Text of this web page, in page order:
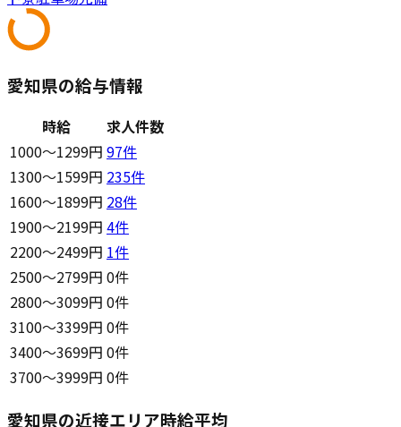
愛知県の給与情報
時給
求人件数
1000〜1299円 97件
1300〜1599円 235件
1600〜1899円 28件
1900〜2199円 4件
2200〜2499円 1件
2500〜2799円 0件
2800〜3099円 0件
3100〜3399円 0件
3400〜3699円 0件
3700〜3999円 0件
愛知県の近接エリア時給平均